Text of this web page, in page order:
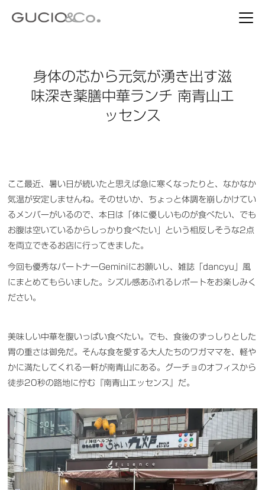
身体の芯から元気が湧き出す滋
味深き薬膳中華ランチ 南青山エ
ッセンス
ここ最近、暑い日が続いたと思えば急に寒くなったりと、なかなか
気温が安定しませんね。そのせいか、ちょっと体調を崩しかけてい
るメンバーがいるので、本日は「体に優しいものが食べたい、でも
お腹は空いているからしっかり食べたい」という相反しそうな2点
を両立できるお店に行ってきました。
今回も優秀なパートナーGeminiにお願いし、雑誌「dancyu」風
にまとめてもらいました。シズル感あふれるレポートをお楽しみく
ださい。
美味しい中華を腹いっぱい食べたい。でも、食後のずっしりとした
胃の重さは御免だ。そんな食を愛する大人たちのワガママを、軽や
かに満たしてくれる一軒が南青山にある。グーチョのオフィスから
徒歩20秒の路地に佇む『南青山エッセンス』だ。